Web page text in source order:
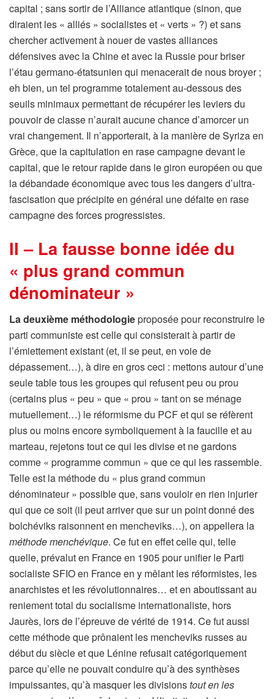
capital ; sans sortir de l’Alliance atlantique (sinon, que
diraient les « alliés » socialistes et « verts » ?) et sans
chercher activement à nouer de vastes alliances
défensives avec la Chine et avec la Russie pour briser
l’étau germano-étatsunien qui menacerait de nous broyer ;
eh bien, un tel programme totalement au-dessous des
seuils minimaux permettant de récupérer les leviers du
pouvoir de classe n’aurait aucune chance d’amorcer un
vrai changement. Il n’apporterait, à la manière de Syriza en
Grèce, que la capitulation en rase campagne devant le
capital, que le retour rapide dans le giron européen ou que
la débandade économique avec tous les dangers d’ultra-
fascisation que précipite en général une défaite en rase
campagne des forces progressistes.
II – La fausse bonne idée du
« plus grand commun
dénominateur »
La deuxième méthodologieproposée pour reconstruire le
parti communiste est celle qui consisterait à partir de
l’émiettement existant (et, il se peut, en voie de
dépassement…), à dire en gros ceci : mettons autour d’une
seule table tous les groupes qui refusent peu ou prou
(certains plus « peu » que « prou » tant on se ménage
mutuellement…) le réformisme du PCF et qui se réfèrent
plus ou moins encore symboliquement à la faucille et au
marteau, rejetons tout ce qui les divise et ne gardons
comme « programme commun » que ce qui les rassemble.
Telle est la méthode du « plus grand commun
dénominateur » possible que, sans vouloir en rien injurier
qui que ce soit (il peut arriver que sur un point donné des
bolchéviks raisonnent en mencheviks…), on appellera la
méthode menchévique. Ce fut en effet celle qui, telle
quelle, prévalut en France en 1905 pour unifier le Parti
socialiste SFIO en France en y mêlant les réformistes, les
anarchistes et les révolutionnaires… et en aboutissant au
reniement total du socialisme internationaliste, hors
Jaurès, lors de l’épreuve de vérité de 1914. Ce fut aussi
cette méthode que prônaient les mencheviks russes au
début du siècle et que Lénine refusait catégoriquement
parce qu’elle ne pouvait conduire qu’à des synthèses
impuissantes, qu’à masquer les divisionstout en les